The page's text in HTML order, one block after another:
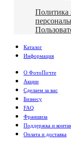
Политика
Каталог
Информация
О ФотоПочте
Акции
Сделаем за вас
Бизнесу
FAQ
Франшиза
Поддержка и
Оплата и доставка